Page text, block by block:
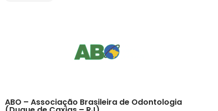
ABO – Associação Brasileira de Odontologia